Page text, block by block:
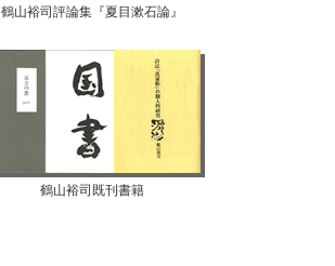
鶴山裕司評論集『夏目漱石論』
鶴山裕司既刊書籍